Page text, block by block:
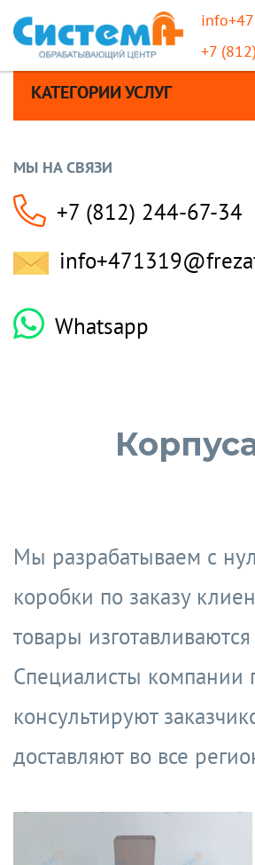
+7
КАТЕГОРИИ УСЛУГ
МЫ НА СВЯЗИ
+7 (812) 244-67-34
Whatsapp
Мы разрабатываем с
коробки по заказу
товары
Специалисты компании
консультируют
доставляют во все